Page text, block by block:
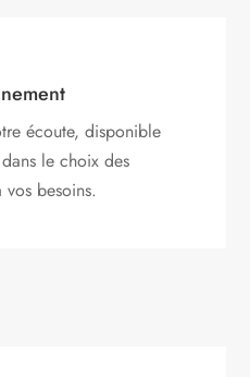
écoute, disponible
le choix des
besoins.